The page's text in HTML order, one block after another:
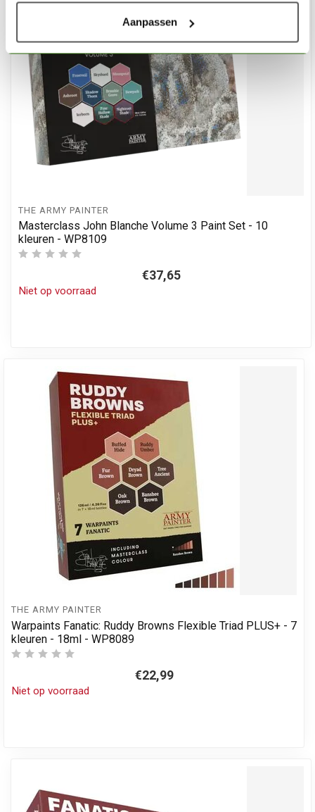
Aanpassen
THE ARMY PAINTER
Masterclass John Blanche Volume 3 Paint Set - 10
kleuren - WP8109
€37,65
Niet op voorraad
THE ARMY PAINTER
Warpaints Fanatic: Ruddy Browns Flexible Triad PLUS+ - 7
kleuren - 18ml - WP8089
€22,99
Niet op voorraad